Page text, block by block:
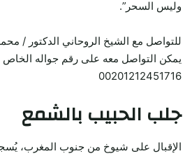
وليس السحر”.
للتواصل مع الشيخ الروحاني الدكتور /
يمكن التواصل معه على رقم جواله الخاص
00201212451716
جلب الحبيب بالشمع
الإقبال على شيوخ من جنوب المغرب،